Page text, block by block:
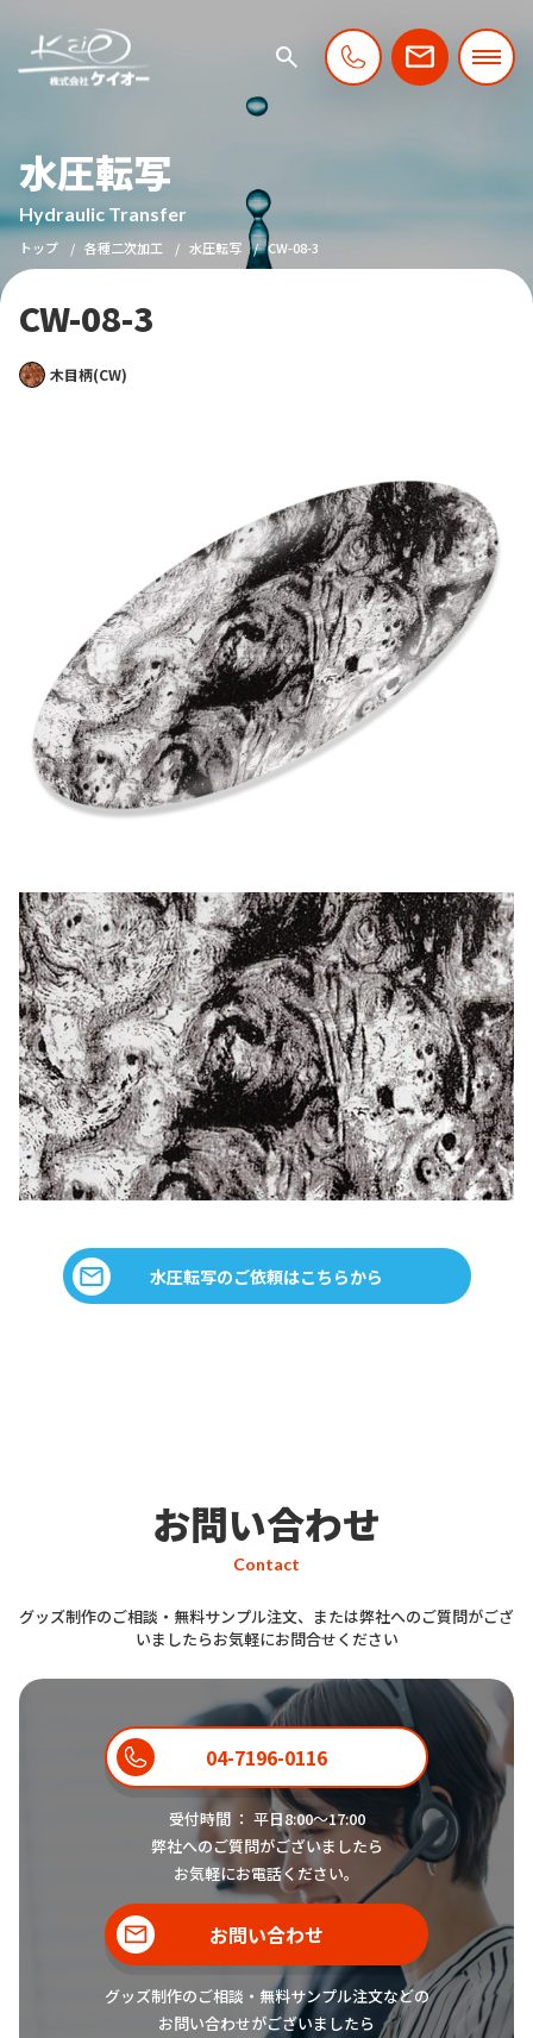
水圧転写
Hydraulic Transfer
トップ 各種二次加工 水圧転写 CW-08-3
CW-08-3
木目柄(CW)
水圧転写のご依頼はこちらから
お問い合わせ
Contact
グッズ制作のご相談・無料サンプル注文、または弊社へのご質問がござ
いましたらお気軽にお問合せください
04-7196-0116
受付時間 ： 平日8:00〜17:00
弊社へのご質問がございましたら
お気軽にお電話ください。
お問い合わせ
グッズ制作のご相談・無料サンプル注文などの
お問い合わせがございましたら